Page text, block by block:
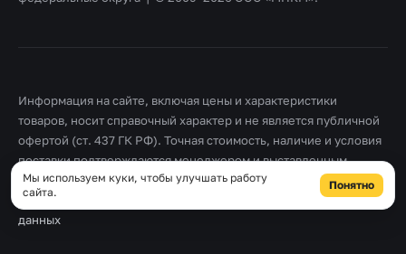
Информация на сайте, включая цены и характеристики
товаров, носит справочный характер и не является публичной
офертой (ст. 437 ГК РФ). Точная стоимость, наличие и условия
поставки подтверждаются менеджером и выставленным
счетом. Товарные знаки принадлежат их правообладателям.
Правовая информация
Согласие на обработку персональных
данных
Мы используем куки, чтобы улучшать работу
сайта.
Понятно